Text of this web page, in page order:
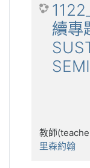
續專
教師
里森約翰